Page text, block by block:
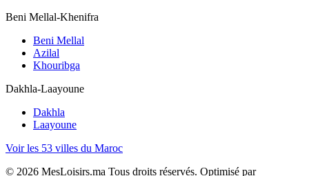
Beni Mellal-Khenifra
Beni Mellal
Azilal
Khouribga
Dakhla-Laayoune
Dakhla
Laayoune
Voir les 53 villes du Maroc
© 2026 MesLoisirs.ma Tous droits réservés. Optimisé par